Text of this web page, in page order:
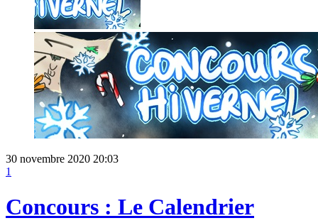
30 novembre 2020 20:03
1
Concours : Le Calendrier